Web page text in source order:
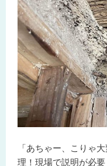
「あちゃー、こりゃ
理！現場で説明が必